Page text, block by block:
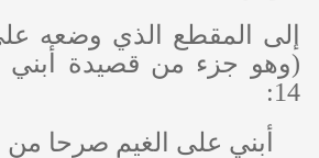
إلى المقطع الذي وضعه
(وهو جزء من قصيدة
14:
أبني على الغيم صرحا